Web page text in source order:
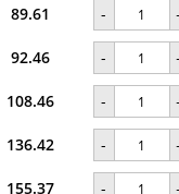
89.61 -
92.46 -
108.46 -
136.42 -
155.37 -